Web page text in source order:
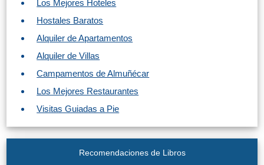
Los Mejores Hoteles
Hostales Baratos
Alquiler de Apartamentos
Alquiler de Villas
Campamentos de Almuñécar
Los Mejores Restaurantes
Visitas Guiadas a Pie
Recomendaciones de Libros